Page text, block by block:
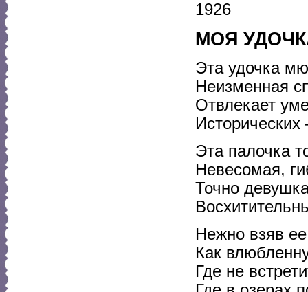
1926
МОЯ
Эта удочка
Неизменная
Отвлекает
Эта палочка
Невесомая,
Точно
Нежно взяв
Как
Где не